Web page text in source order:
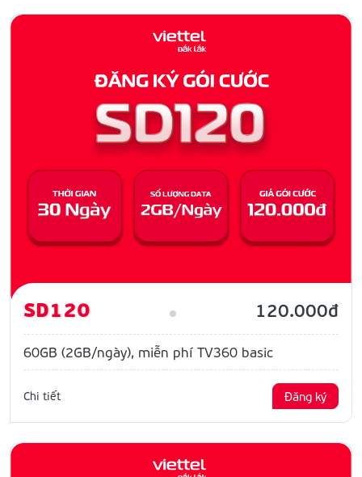
SD120 120.000đ
60GB (2GB/ngày), miễn phí TV360 basic
Chi tiết Đăng ký